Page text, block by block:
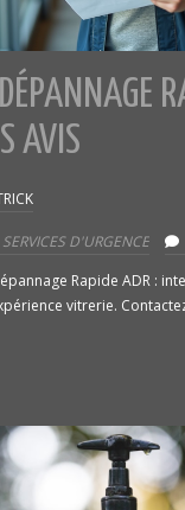
AVIS
SERVICES D'URGENCE
Rapide ADR :
vitrerie.